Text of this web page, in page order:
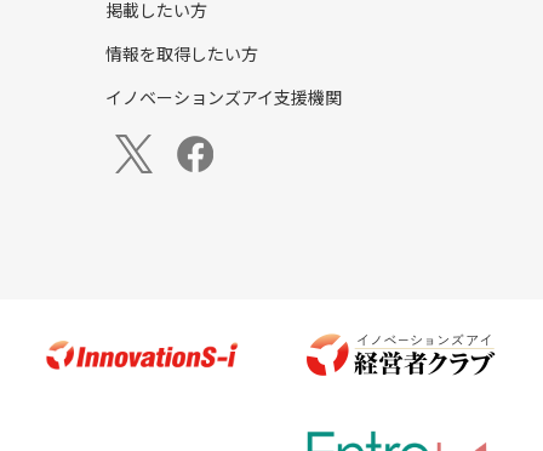
掲載したい方
情報を取得したい方
イノベーションズアイ支援機関